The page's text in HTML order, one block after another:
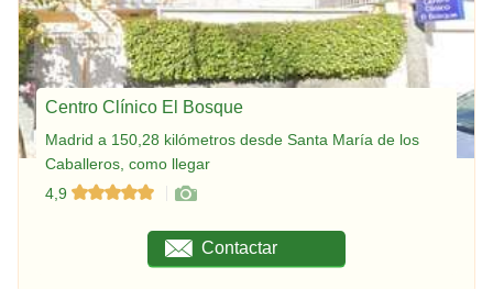
Centro Clínico El Bosque
Madrid a 150,28 kilómetros desde Santa María de los
Caballeros, como llegar
4,9
Contactar